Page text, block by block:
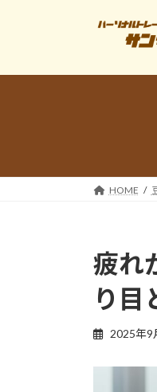
プ
動
HOME
疲れ
り目
2025年9